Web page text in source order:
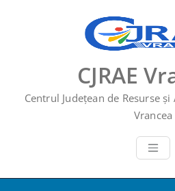
CJRAE
Centrul Județean de Resurse
Vrancea